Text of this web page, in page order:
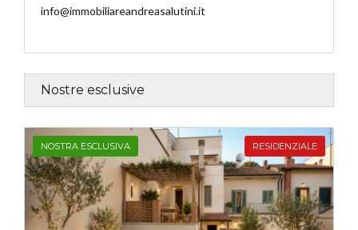
info@immobiliareandreasalutini.it
Nostre esclusive
NOSTRA ESCLUSIVA RESIDENZIALE